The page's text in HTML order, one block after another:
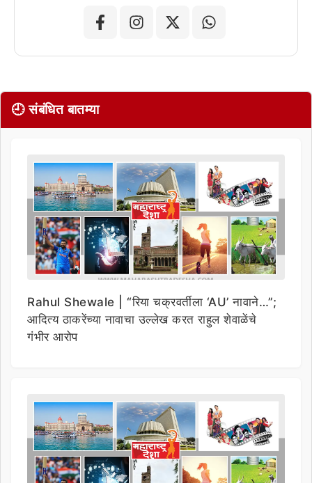
🕘 संबंधित बातम्या
Rahul Shewale | “रिया चक्रवर्तीला ‘AU’ नावाने…”;
आदित्य ठाकरेंच्या नावाचा उल्लेख करत राहुल शेवाळेंचे
गंभीर आरोप